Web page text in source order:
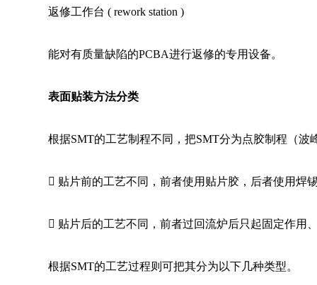
返修工作台 ( rework station )
能对有质量缺陷的PCBA进行返修的专用设备。
表面贴装方法分类
根据SMT的工艺制程不同，把SMT分为点胶制程（
 贴片前的工艺不同，前者使用贴片胶，后者使用焊
 贴片后的工艺不同，前者过回流炉后只起固定作用
根据SMT的工艺过程则可把其分为以下几种类型。